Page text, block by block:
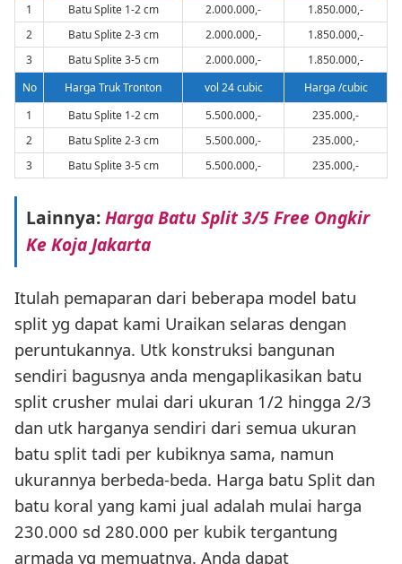
1
Batu Splite 1-2 cm 2.000.000,-
1.850.000,-
2
Batu Splite 2-3 cm 2.000.000,-
1.850.000,-
3
Batu Splite 3-5 cm 2.000.000,-
1.850.000,-
No
Harga Truk Tronton vol 24 cubic
Harga /cubic
1
Batu Splite 1-2 cm 5.500.000,-
235.000,-
2
Batu Splite 2-3 cm 5.500.000,-
235.000,-
3
Batu Splite 3-5 cm 5.500.000,- 235.000,-
Lainnya:Harga Batu Split 3/5 Free Ongkir
Ke Koja Jakarta
Itulah pemaparan dari beberapa model batu
split yg dapat kami Uraikan selaras dengan
peruntukannya. Utk konstruksi bangunan
sendiri bagusnya anda mengaplikasikan batu
split crusher mulai dari ukuran 1/2 hingga 2/3
dan utk harganya sendiri dari semua ukuran
batu split tadi per kubiknya sama, namun
ukurannya berbeda-beda. Harga batu Split dan
batu koral yang kami jual adalah mulai harga
230.000 sd 280.000 per kubik tergantung
armada yg memuatnya. Anda dapat